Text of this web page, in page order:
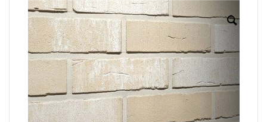
Оплата
Доставка
Сотрудничество
Галерея объектов
Контакты